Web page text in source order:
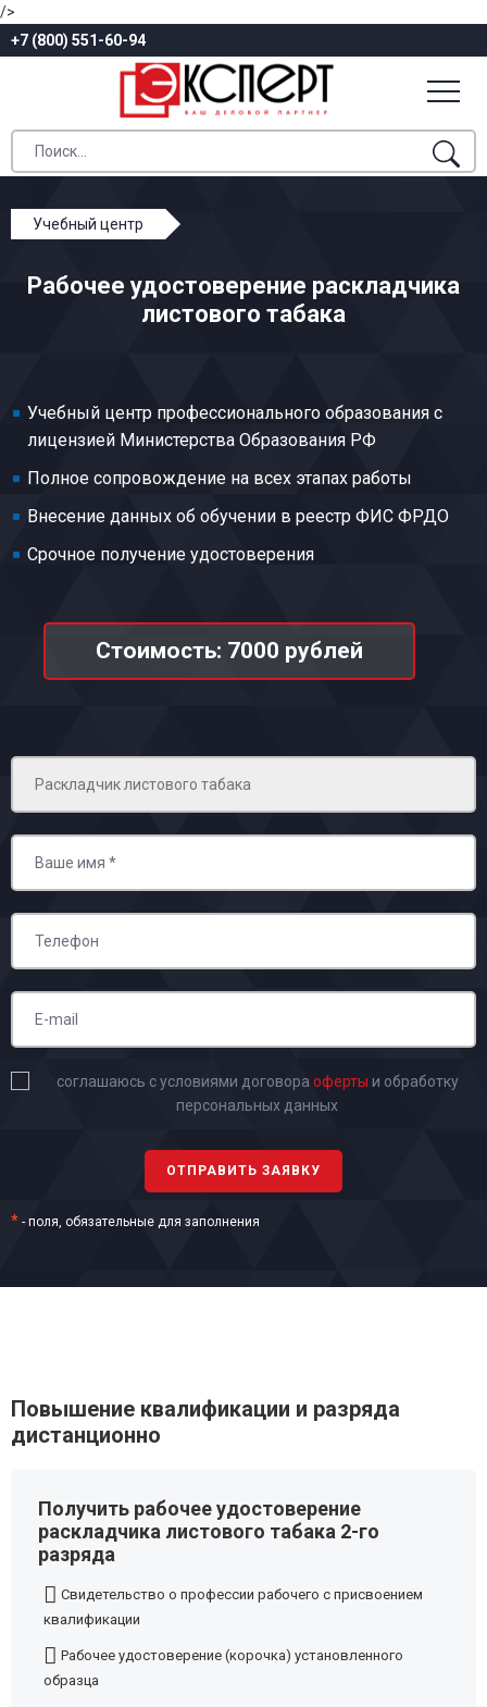
/>
+7 (800) 551-60-94
Учебный центр
Табачно-махорочное и ферментационное
Рабочее удостоверение раскладчика
листового табака
Учебный центр профессионального образования с
лицензией Министерства Образования РФ
Полное сопровождение на всех этапах работы
Внесение данных об обучении в реестр ФИС ФРДО
Срочное получение удостоверения
Стоимость: 7000 рублей
соглашаюсь с условиями договора оферты и обработку
персональных данных
* - поля, обязательные для заполнения
Повышение квалификации и разряда
дистанционно
Получить рабочее удостоверение
раскладчика листового табака 2-го
разряда
Свидетельство о профессии рабочего с присвоением
квалификации
Рабочее удостоверение (корочка) установленного
образца